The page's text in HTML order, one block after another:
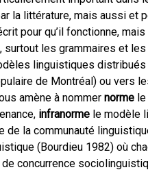
la littérature, mais aussi et
pour qu’il fonctionne,
les grammaires et
linguistiques
de Montréal) ou vers
amène à nommer norme
infranorme le modèle
de la communauté
(Bourdieu 1982) où
concurrence